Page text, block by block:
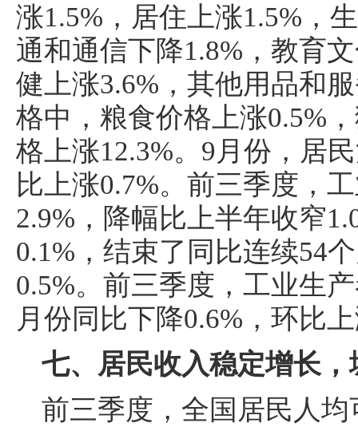
涨1.5%，居住上涨1.5%，
通和通信下降1.8%，教育
健上涨3.6%，其他用品和
格中，粮食价格上涨0.5%
格上涨12.3%。9月份，居
比上涨0.7%。前三季度，
2.9%，降幅比上半年收窄
0.1%，结束了同比连续54
0.5%。前三季度，工业生
月份同比下降0.6%，环比
七、居民收入稳定增长
前三季度，全国居民人